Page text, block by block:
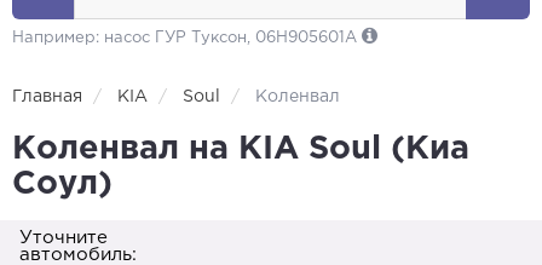
Например: насос ГУР Туксон, 06H905601A
Главная KIA Soul Коленвал
Коленвал на KIA Soul (Киа
Соул)
Уточните
автомобиль: